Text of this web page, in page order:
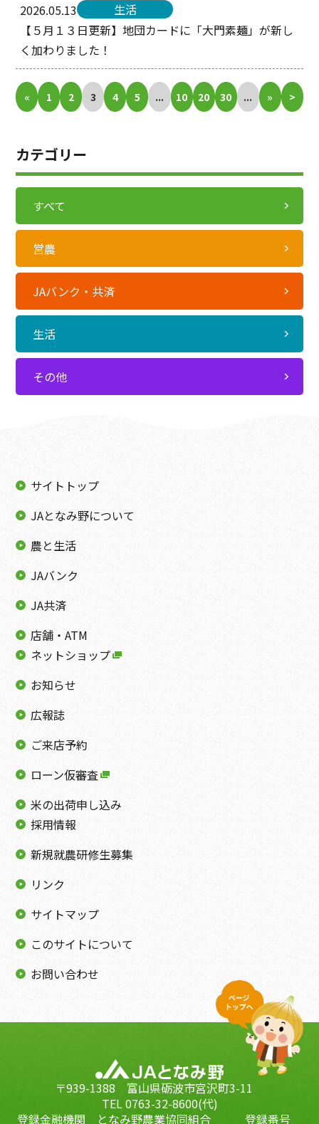
2026.05.13
生活
【５月１３日更新】地団カードに「大門素麺」が新し
く加わりました！
« 1 2 3 4 5 ... 10 20 30 ... » >
カテゴリー
すべて
営農
JAバンク・共済
生活
その他
サイトトップ
JAとなみ野について
農と生活
JAバンク
JA共済
店舗・ATM
ネットショップ
お知らせ
広報誌
ご来店予約
ローン仮審査
米の出荷申し込み
採用情報
新規就農研修生募集
リンク
サイトマップ
このサイトについて
お問い合わせ
〒939-1388 富山県砺波市宮沢町3-11
TEL 0763-32-8600(代)
登録金融機関 となみ野農業協同組合 登録番号